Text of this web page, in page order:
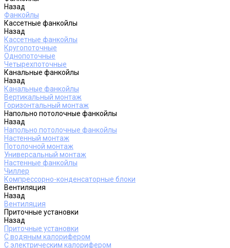
Назад
Фанкойлы
Кассетные фанкойлы
Назад
Кассетные фанкойлы
Кругопоточные
Однопоточные
Четырехпоточные
Канальные фанкойлы
Назад
Канальные фанкойлы
Вертикальный монтаж
Горизонтальный монтаж
Напольно потолочные фанкойлы
Назад
Напольно потолочные фанкойлы
Настенный монтаж
Потолочной монтаж
Универсальный монтаж
Настенные фанкойлы
Чиллер
Компрессорно-конденсаторные блоки
Вентиляция
Назад
Вентиляция
Приточные установки
Назад
Приточные установки
С водяным калорифером
С электрическим калорифером